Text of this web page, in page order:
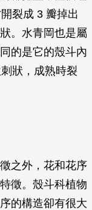
裂成 3 瓣掉出
。水青岡也是屬
的是它的殼斗內
狀，成熟時裂
之外，花和花序
徵。殼斗科植物
的構造卻有很大